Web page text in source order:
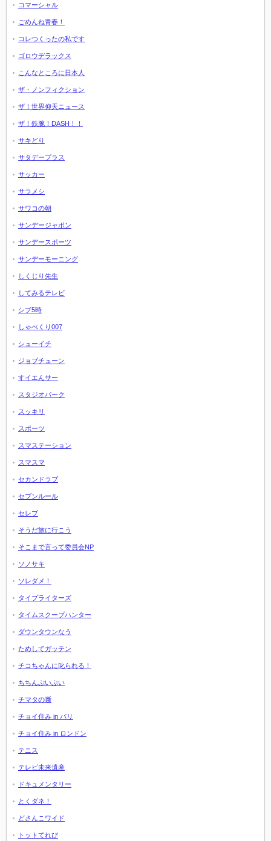
コマーシャル
ごめんね青春！
コレつくったの私です
ゴロウデラックス
こんなところに日本人
ザ・ノンフィクション
ザ！世界仰天ニュース
ザ！鉄腕！DASH！！
サキどり
サタデープラス
サッカー
サラメシ
サワコの朝
サンデージャポン
サンデースポーツ
サンデーモーニング
しくじり先生
してみるテレビ
シブ5時
しゃべくり007
シューイチ
ジョブチューン
すイエんサー
スタジオパーク
スッキリ
スポーツ
スマステーション
スマスマ
セカンドラブ
セブンルール
セレブ
そうだ旅に行こう
そこまで言って委員会NP
ソノサキ
ソレダメ！
タイプライターズ
タイムスクープハンター
ダウンタウンなう
ためしてガッテン
チコちゃんに叱られる！
ちちんぷいぷい
チマタの噺
チョイ住み in パリ
チョイ住み in ロンドン
テニス
テレビ未来遺産
ドキュメンタリー
とくダネ！
どさんこワイド
トットてれび